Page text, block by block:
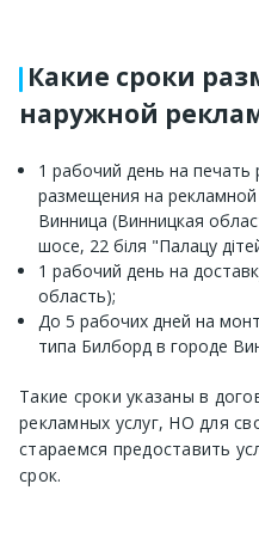
Какие сроки
наружной
1 рабочий день на печать
размещения на рекламной
Винница (Винницкая
шосе, 22 біля "Палацу
1 рабочий день на
область);
До 5 рабочих дней на
типа Билборд в городе
Такие сроки указаны в
рекламных услуг, НО для
стараемся предоставить
срок.